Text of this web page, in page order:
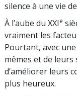
silence à une vie
À l’aube du XXIe
vraiment les
Pourtant, avec
mêmes et de
d’améliorer leurs
plus heureux.